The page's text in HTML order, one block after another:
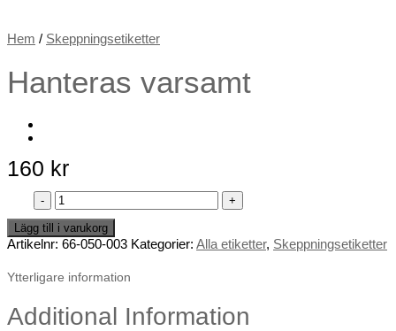
Hem / Skeppningsetiketter
Hanteras varsamt
160 kr
Hanteras
varsamt
mängd
Lägg till i varukorg
Artikelnr: 66-050-003 Kategorier: Alla etiketter, Skeppningsetiketter
Ytterligare information
Additional Information